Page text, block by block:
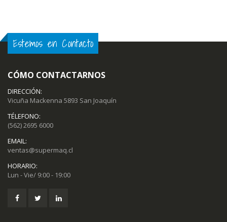
Estemos en Contacto
CÓMO CONTACTARNOS
DIRECCIÓN:
Vicuña Mackenna 5893 San Joaquín
TÉLEFONO:
(562) 2695 6000
EMAIL:
ventas@supermaq.cl
HORARIO:
Lun - Vie/ 9:00 - 19:00